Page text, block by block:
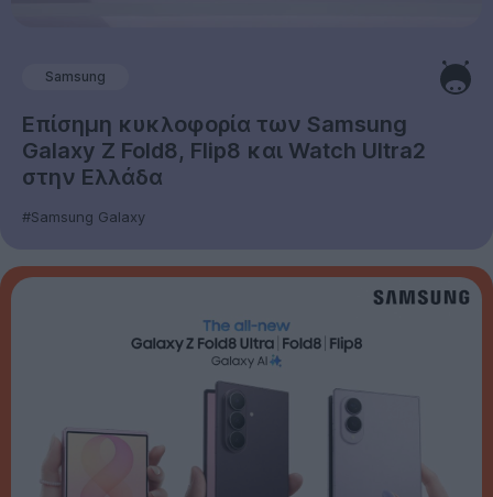
Samsung
Επίσημη κυκλοφορία των Samsung
Galaxy Z Fold8, Flip8 και Watch Ultra2
στην Ελλάδα
#Samsung Galaxy